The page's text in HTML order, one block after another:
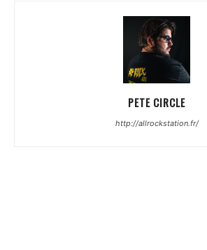
PETE CIRCLE
http://allrockstation.fr/